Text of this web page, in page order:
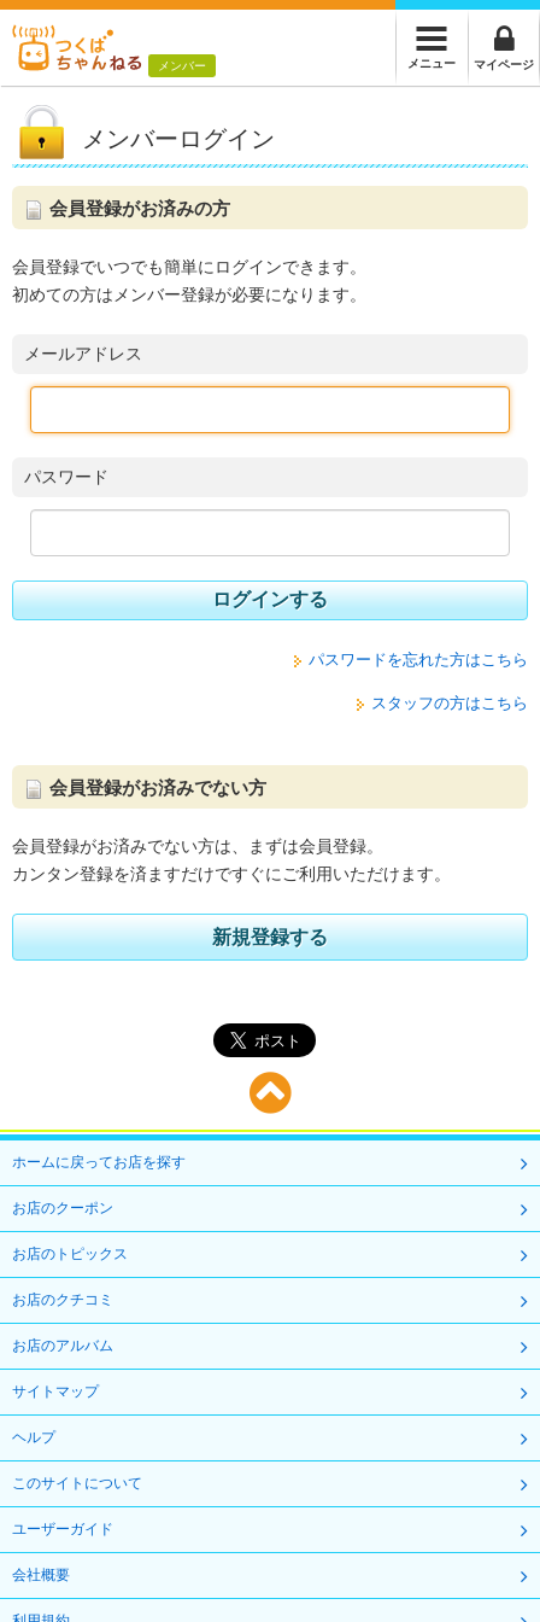
メンバー メニュー マイページ
メンバーログイン
会員登録がお済みの方
会員登録でいつでも簡単にログインできます。
初めての方はメンバー登録が必要になります。
メールアドレス
パスワード
ログインする
パスワードを忘れた方はこちら
スタッフの方はこちら
会員登録がお済みでない方
会員登録がお済みでない方は、まずは会員登録。
カンタン登録を済ますだけですぐにご利用いただけます。
新規登録する
ホームに戻ってお店を探す
お店のクーポン
お店のトピックス
お店のクチコミ
お店のアルバム
サイトマップ
ヘルプ
このサイトについて
ユーザーガイド
会社概要